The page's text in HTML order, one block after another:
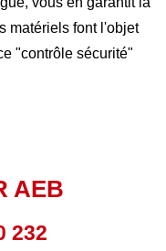
matériels font l'objet
"contrôle sécurité"
AEB
232